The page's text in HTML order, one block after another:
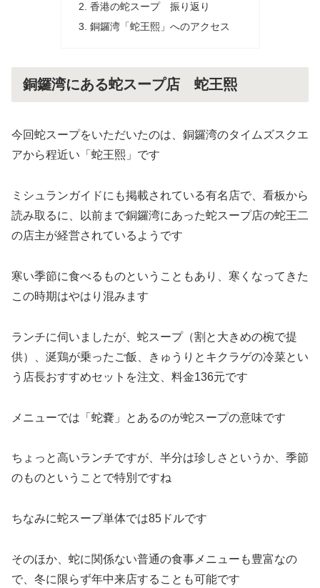
香港の蛇スープ 振り返り
銅鑼湾「蛇王熙」へのアクセス
銅鑼湾にある蛇スープ店 蛇王熙
今回蛇スープをいただいたのは、銅鑼湾のタイムズスクエ
アから程近い「蛇王熙」です
ミシュランガイドにも掲載されている有名店で、看板から
読み取るに、以前まで銅鑼湾にあった蛇スープ店の蛇王二
の店主が経営されているようです
寒い季節に食べるものということもあり、寒くなってきた
この時期はやはり混みます
ランチに伺いましたが、蛇スープ（割と大きめの椀で提
供）、涎鶏が乗ったご飯、きゅうりとキクラゲの冷菜とい
う店長おすすめセットを注文、料金136元です
メニューでは「蛇嚢」とあるのが蛇スープの意味です
ちょっと高いランチですが、半分は珍しさというか、季節
のものということで特別ですね
ちなみに蛇スープ単体では85ドルです
そのほか、蛇に関係ない普通の食事メニューも豊富なの
で、冬に限らず年中来店することも可能です